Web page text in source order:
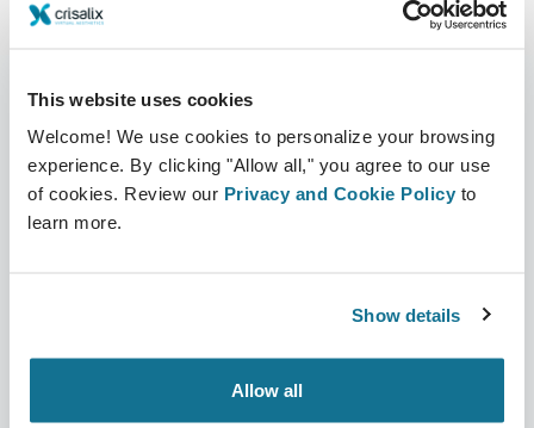
This website uses cookies
Welcome! We use cookies to personalize your browsing
experience. By clicking "Allow all," you agree to our use
of cookies. Review our Privacy and Cookie Policy to
learn more.
Show details
Allow all
L’entreprise
Qui sommes-nous ?
Chirurgiens
Accueil des chirurgiens
Customer Stories